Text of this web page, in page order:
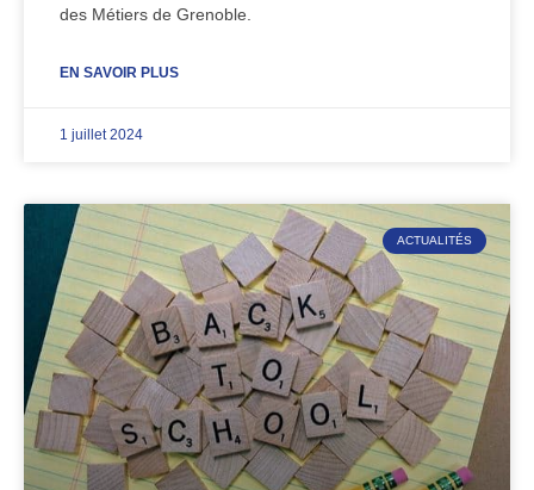
des Métiers de Grenoble.
EN SAVOIR PLUS
1 juillet 2024
ACTUALITÉS